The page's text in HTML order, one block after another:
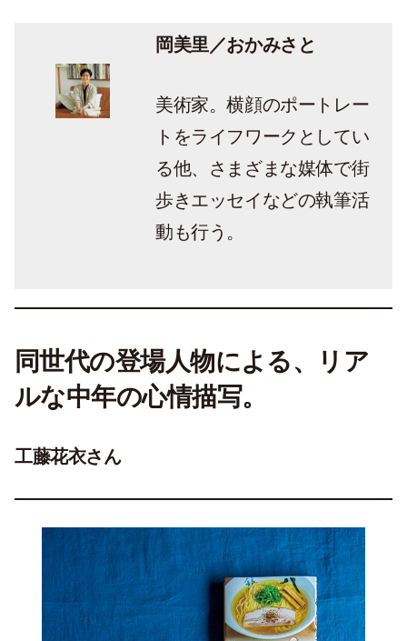
岡美里／おかみさと
美術家。横顔のポートレー
トをライフワークとしてい
る他、さまざまな媒体で街
歩きエッセイなどの執筆活
動も行う。
同世代の登場人物による、リア
ルな中年の心情描写。
工藤花衣さん